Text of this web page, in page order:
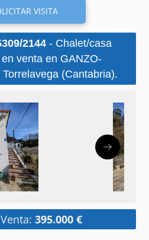
VISITA
2144 - Chalet/casa
venta en GANZO-
(Cantabria).
395.000 €